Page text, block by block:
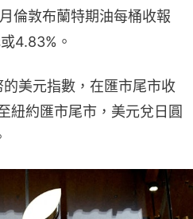
倫敦布蘭特期油每桶收報
4.83%。
美元指數，在匯市尾市收
紐約匯市尾市，美元兌日圓